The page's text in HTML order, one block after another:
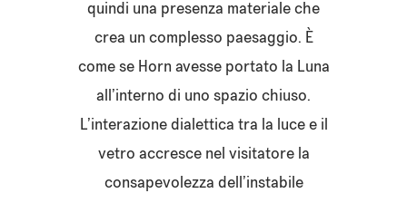
quindi una presenza materiale che
crea un complesso paesaggio. È
come se Horn avesse portato la Luna
all’interno di uno spazio chiuso.
L’interazione dialettica tra la luce e il
vetro accresce nel visitatore la
consapevolezza dell’instabile